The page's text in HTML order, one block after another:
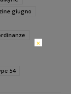
giugno
54
×